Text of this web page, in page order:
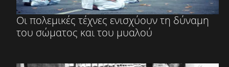
Οι πολεμικές τέχνες ενισχύουν τη δύναμη
του σώματος και του μυαλού